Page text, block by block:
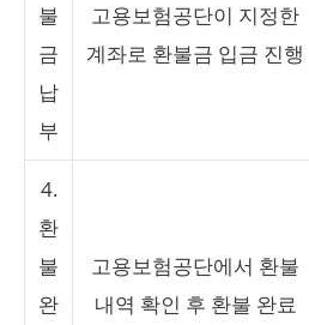
불
금
납
부
고용보험공단이 지정한
계좌로 환불금 입금 진행
4.
환
불
완
고용보험공단에서 환불
내역 확인 후 환불 완료